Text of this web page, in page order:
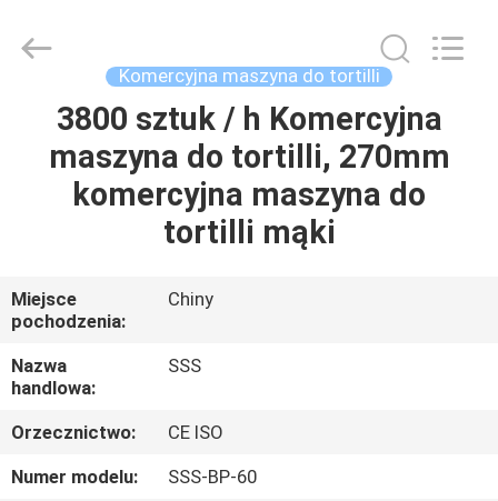
DOMU
FILMY
O
NAS
WYCIECZKA
Technology
Komercyjna maszyna do tortilli
3800 sztuk / h Komercyjna
maszyna do tortilli, 270mm
komercyjna maszyna do
tortilli mąki
Miejsce
pochodzenia:
Chiny
Nazwa
handlowa:
SSS
Orzecznictwo:
CE ISO
Numer modelu:
SSS-BP-60